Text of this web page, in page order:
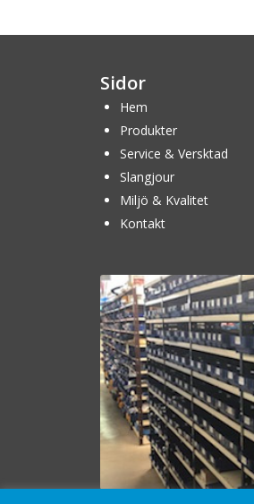
Sidor
Hem
Produkter
Service & Versktad
Slangjour
Miljö & Kvalitet
Kontakt